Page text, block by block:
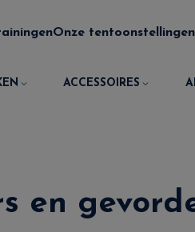
Onze tentoonstellingen
ACCESSOIRES
en